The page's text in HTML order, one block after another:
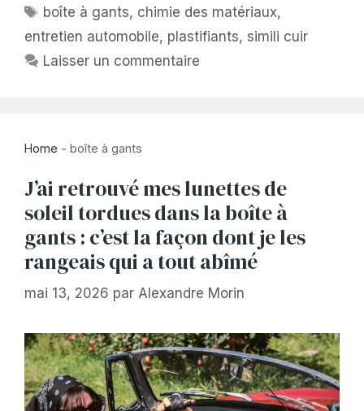
Étiquettes
boîte à gants, chimie des matériaux,
entretien automobile, plastifiants, simili cuir
Laisser un commentaire
Home - boîte à gants
J’ai retrouvé mes lunettes de
soleil tordues dans la boîte à
gants : c’est la façon dont je les
rangeais qui a tout abîmé
mai 13, 2026 par Alexandre Morin